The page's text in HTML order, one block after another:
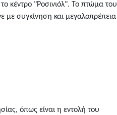
κέντρο "Ροσινιόλ". Το πτώμα του
με συγκίνηση και μεγαλοπρέπεια
όπως είναι η εντολή του